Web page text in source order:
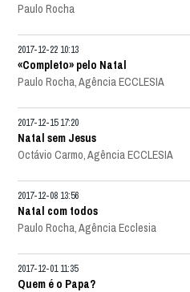
Paulo Rocha
2017-12-22 10:13
«Completo» pelo Natal
Paulo Rocha, Agência ECCLESIA
2017-12-15 17:20
Natal sem Jesus
Octávio Carmo, Agência ECCLESIA
2017-12-08 13:56
Natal com todos
Paulo Rocha, Agência Ecclesia
2017-12-01 11:35
Quem é o Papa?